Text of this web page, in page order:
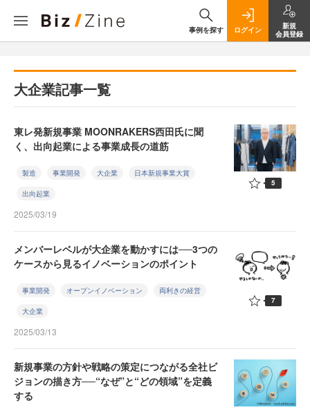
事例を探す ログイン
新規
会員登録
大企業記事一覧
東レ発新規事業 MOONRAKERS西田氏に聞
く、出向起業による事業成長の道筋
製造 事業開発 大企業 日本新規事業大賞
出向起業
2025/03/19
5
メンバーレベルが大企業を動かすには──3つの
ケースから見るイノベーションのポイント
事業開発 オープンイノベーション 両利きの経営
大企業
2025/03/13
7
新規事業の方針や戦略の策定につながる全社ビ
ジョンの描き方──“なぜ”と“どの領域”を定義
する